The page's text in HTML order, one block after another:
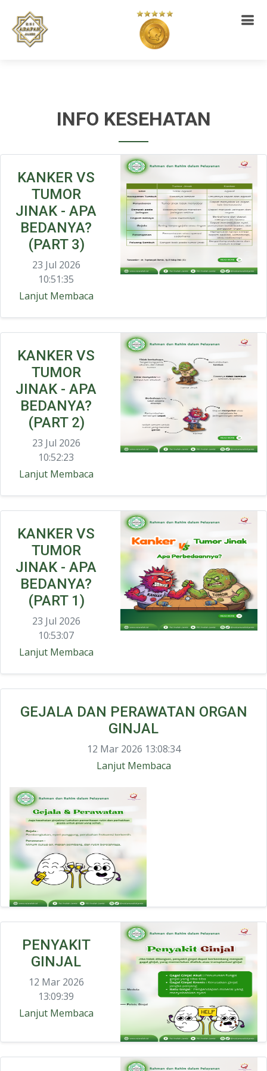
INFO KESEHATAN
KANKER VS
TUMOR
JINAK - APA
BEDANYA?
(PART 3)
23 Jul 2026
10:51:35
Lanjut Membaca
KANKER VS
TUMOR
JINAK - APA
BEDANYA?
(PART 2)
23 Jul 2026
10:52:23
Lanjut Membaca
KANKER VS
TUMOR
JINAK - APA
BEDANYA?
(PART 1)
23 Jul 2026
10:53:07
Lanjut Membaca
GEJALA DAN PERAWATAN ORGAN
GINJAL
12 Mar 2026 13:08:34
Lanjut Membaca
PENYAKIT
GINJAL
12 Mar 2026
13:09:39
Lanjut Membaca